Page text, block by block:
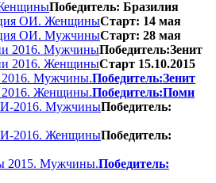
Победитель: Бразилия
ОИ. ЖенщиныСтарт: 14 мая
ОИ. МужчиныСтарт: 28 мая
2016. МужчиныПобедитель:Зенит
2016. ЖенщиныСтарт 15.10.2015
Мужчины.Победитель:Зенит
Женщины.Победитель:Поми
2016. МужчиныПобедитель:
2016. ЖенщиныПобедитель:
2015. Мужчины.Победитель: